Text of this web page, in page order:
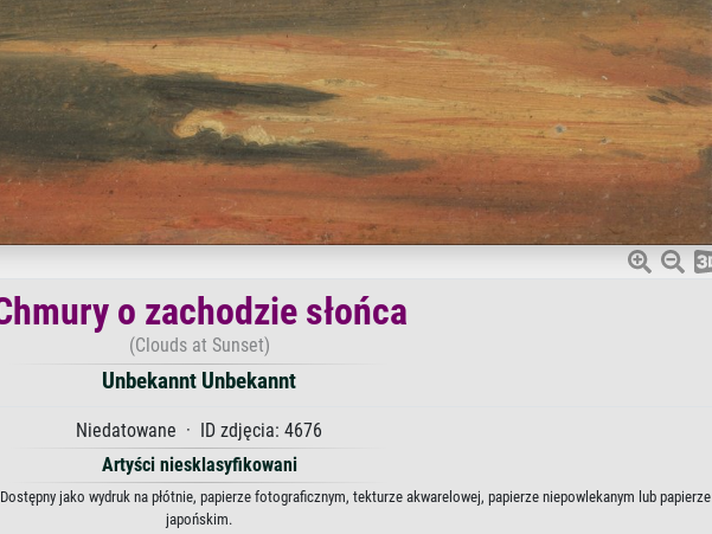
o zachodzie słońca
(Clouds at Sunset)
Unbekannt Unbekannt
Niedatowane · ID zdjęcia: 4676
Artyści niesklasyfikowani
jako wydruk na płótnie, papierze fotograficznym, tekturze akwarelowej, papierze niepowlekanym lub papierze
japońskim.